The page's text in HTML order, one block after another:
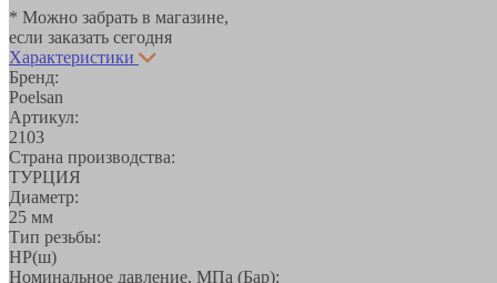
* Можно забрать в магазине,
если заказать сегодня
Характеристики
Бренд:
Poelsan
Артикул:
2103
Страна производства:
ТУРЦИЯ
Диаметр:
25 мм
Тип резьбы:
НР(ш)
Номинальное давление, МПа (Бар):